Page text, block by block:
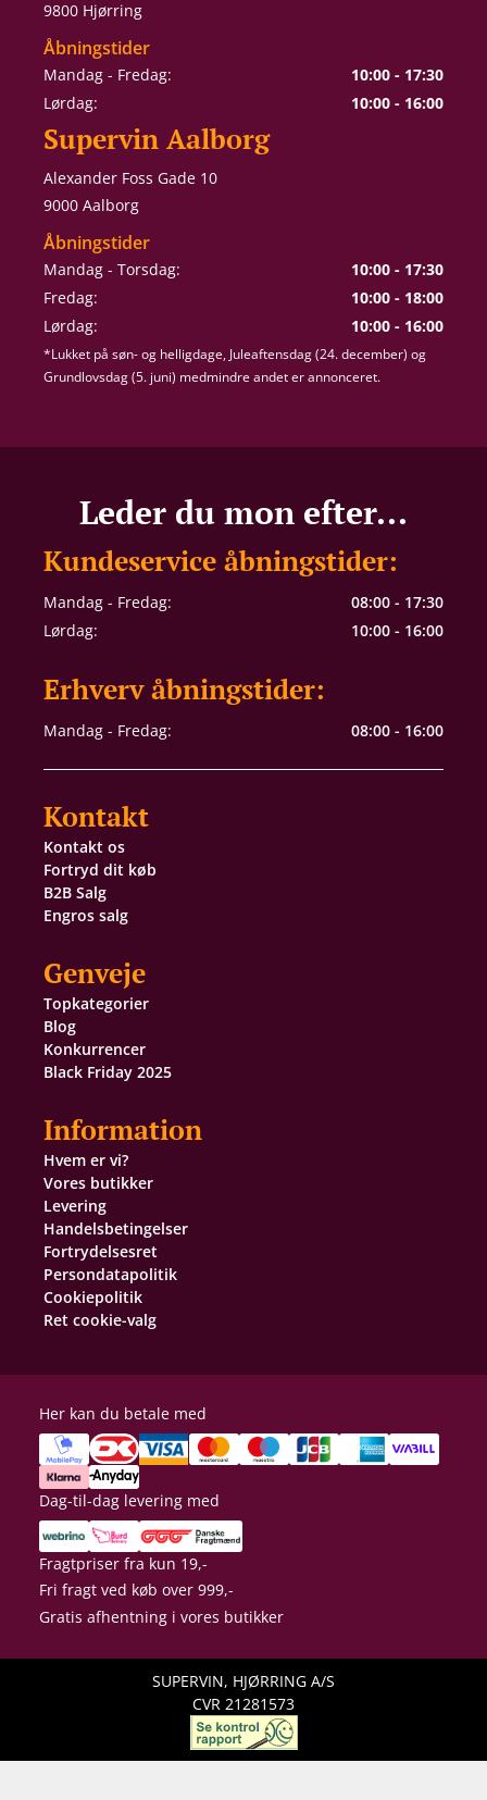
9800 Hjørring
Åbningstider
Mandag - Fredag:
10:00 - 17:30
Lørdag:
10:00 - 16:00
Supervin Aalborg
Alexander Foss Gade 10
9000 Aalborg
Åbningstider
Mandag - Torsdag:
10:00 - 17:30
Fredag:
10:00 - 18:00
Lørdag:
10:00 - 16:00
*Lukket på søn- og helligdage, Juleaftensdag (24. december) og
Grundlovsdag (5. juni) medmindre andet er annonceret.
Leder du mon efter...
Kundeservice åbningstider:
Mandag - Fredag:
08:00 - 17:30
Lørdag:
10:00 - 16:00
Erhverv åbningstider:
Mandag - Fredag: 08:00 - 16:00
Kontakt
Kontakt os
Fortryd dit køb
B2B Salg
Engros salg
Genveje
Topkategorier
Blog
Konkurrencer
Black Friday 2025
Information
Hvem er vi?
Vores butikker
Levering
Handelsbetingelser
Fortrydelsesret
Persondatapolitik
Cookiepolitik
Ret cookie-valg
Her kan du betale med
Dag-til-dag levering med
Fragtpriser fra kun 19,-
Fri fragt ved køb over 999,-
Gratis afhentning i vores butikker
SUPERVIN, HJØRRING A/S
CVR 21281573